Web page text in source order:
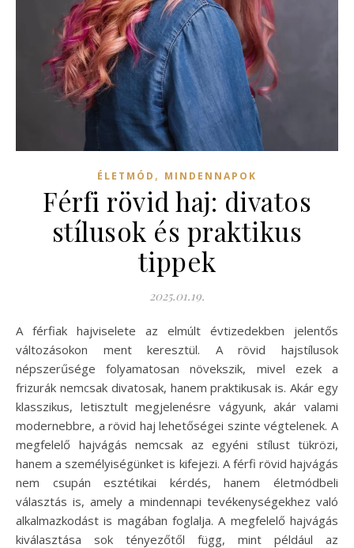
ÉLETMÓD , MINDENNAPOK
Férfi rövid haj: divatos
stílusok és praktikus
tippek
2025.01.19.
A férfiak hajviselete az elmúlt évtizedekben jelentős
változásokon ment keresztül. A rövid hajstílusok
népszerűsége folyamatosan növekszik, mivel ezek a
frizurák nemcsak divatosak, hanem praktikusak is. Akár egy
klasszikus, letisztult megjelenésre vágyunk, akár valami
modernebbre, a rövid haj lehetőségei szinte végtelenek. A
megfelelő hajvágás nemcsak az egyéni stílust tükrözi,
hanem a személyiségünket is kifejezi. A férfi rövid hajvágás
nem csupán esztétikai kérdés, hanem életmódbeli
választás is, amely a mindennapi tevékenységekhez való
alkalmazkodást is magában foglalja. A megfelelő hajvágás
kiválasztása sok tényezőtől függ, mint például az